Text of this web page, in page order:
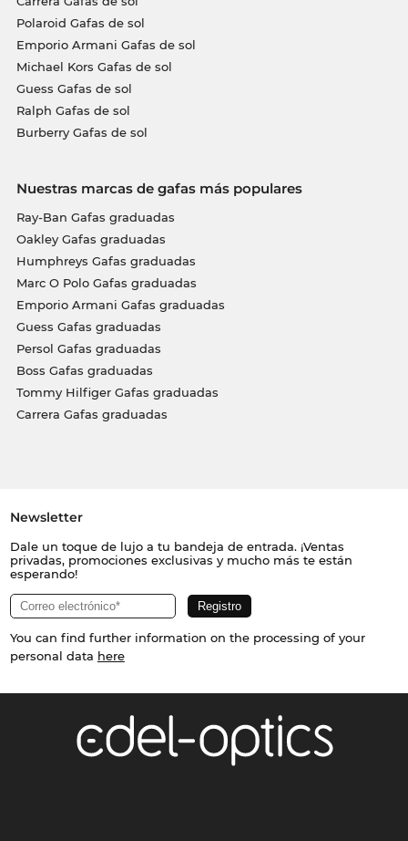
Polaroid Gafas de sol
Emporio Armani Gafas de sol
Michael Kors Gafas de sol
Guess Gafas de sol
Ralph Gafas de sol
Burberry Gafas de sol
Nuestras marcas de gafas más populares
Ray-Ban Gafas graduadas
Oakley Gafas graduadas
Humphreys Gafas graduadas
Marc O Polo Gafas graduadas
Emporio Armani Gafas graduadas
Guess Gafas graduadas
Persol Gafas graduadas
Boss Gafas graduadas
Tommy Hilfiger Gafas graduadas
Carrera Gafas graduadas
Newsletter
Dale un toque de lujo a tu bandeja de entrada. ¡Ventas
privadas, promociones exclusivas y mucho más te están
esperando!
You can find further information on the processing of your
personal data here